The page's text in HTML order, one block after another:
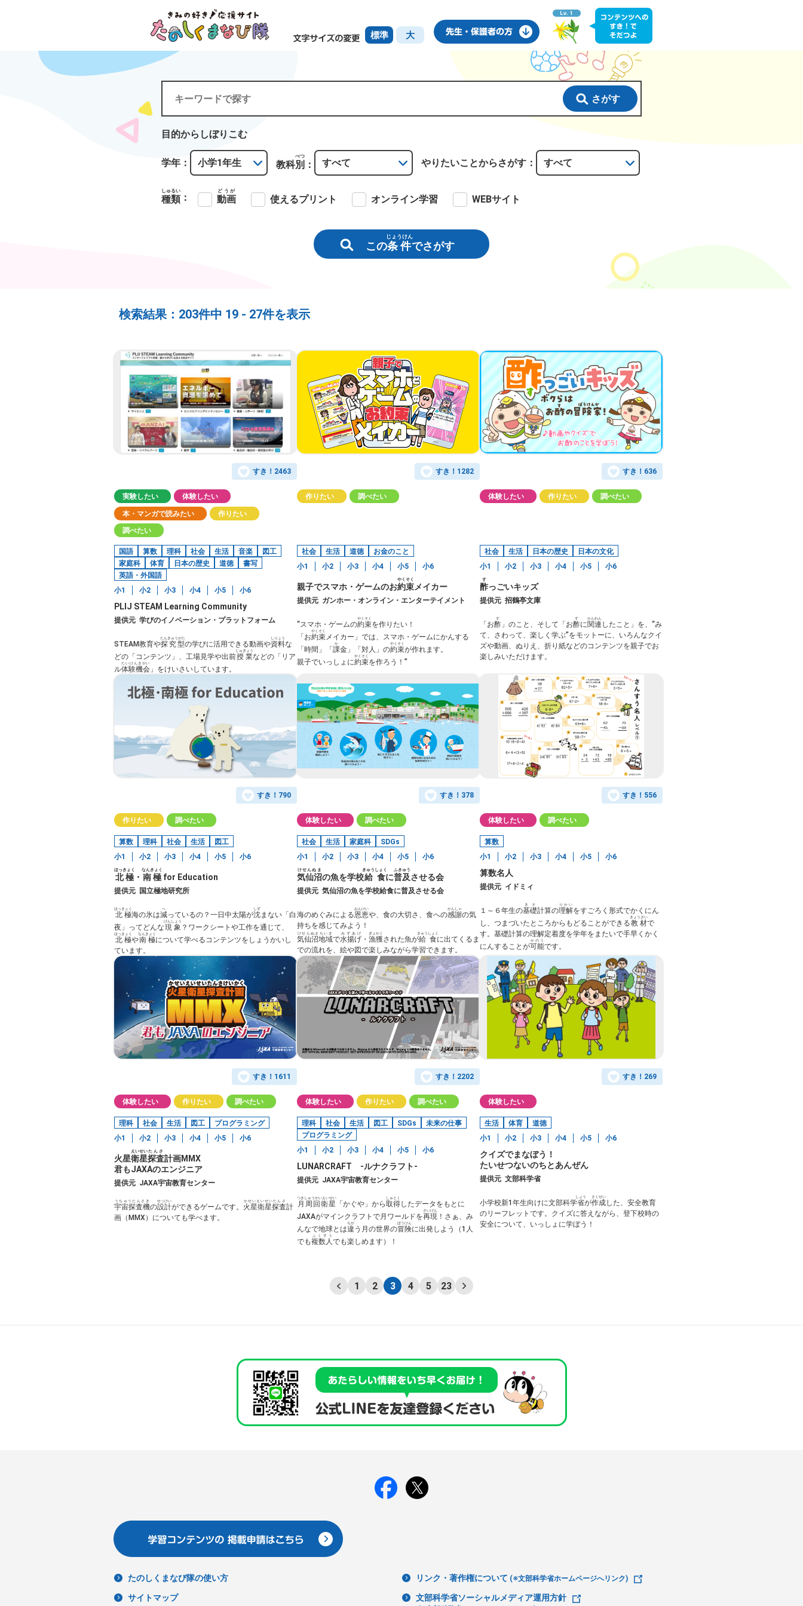
標準 大
さがす
目的からしぼりこむ
学年： 教科別
べつ
： やりたいことからさがす：
種類
しゅるい
： 動画
どうが
使えるプリント オンライン学習 WEBサイト
この条件
じょうけん
でさがす
検索結果： 203件中 19 - 27件を表示
すき！ 2463
実験したい 体験したい
本・マンガで読みたい 作りたい
調べたい
国語 算数 理科 社会 生活 音楽
図工
家庭科
体育 日本の歴史 道徳
書写
英語・外国語
小1
小2 小3 小4 小5 小6
PLIJ STEAM Learning Community
提供元 学びのイノベーション・プラットフォーム
STEAM教育や探究型
たんきゅうがた
の学びに活用できる動画や資料
しりょう
な
どの「コンテンツ」、工場見学や出前授業
じゅぎょう
などの「リア
ル体験機会
たいけんきかい
」をけいさいしています。
すき！ 1282
作りたい 調べたい
社会 生活 道徳
お金のこと
小1
小2 小3 小4 小5 小6
親子でスマホ・ゲームのお約束
やくそく
メイカー
提供元 ガンホー・オンライン・エンターテイメント
“スマホ・ゲームの約束
やくそく
を作りたい！
「お約束
やくそく
メイカー」では、スマホ・ゲームにかんする
「時間」「 課
か
金」「対人」の約束
やくそく
が作れます。
親子でいっしょに約束
やくそく
を作ろう！”
すき！ 636
体験したい 作りたい 調べたい
社会 生活 日本の歴史
日本の文化
小1
小2 小3 小4 小5 小6
酢
す
っごいキッズ
提供元 招鶴亭文庫
「お酢
す
」のこと、そして「お酢
す
に関連
かんれん
したこと」を、“み
て、さわって、楽しく学ぶ”をモットーに、いろんなクイ
ズや動画、ぬりえ、折り紙などのコンテンツを親子でお
楽しみいただけます。
すき！ 790
作りたい 調べたい
算数 理科 社会 生活
図工
小1
小2 小3 小4 小5 小6
北極
ほっきょく
・ 南極
なんきょく
for Education
提供元 国立極地研究所
北極
ほっきょく
海の氷は減
へ
っているの？一日中太陽が沈
しず
まない「白
夜」ってどんな現象
げんしょう
？ワークシートや工作を通じて、
北極
ほっきょく
や南極
なんきょく
について学べるコンテンツをしょうかいし
ています。
すき！ 378
体験したい 調べたい
社会 生活 家庭科
SDGs
小1
小2 小3 小4 小5 小6
気仙沼
けせんぬま
の魚を学校給食
きゅうしょく
に普及
ふきゅう
させる会
提供元 気仙沼の魚を学校給食に普及させる会
海のめぐみによる恩恵
おんけい
や、食の大切さ、食への感謝
かんしゃ
の気
持ちを感じてみよう！
気仙沼地域
けせんぬまちいき
で水揚げ
みずあげ
・ 漁獲
ぎょかく
された魚が給食
きゅうしょく
に出てくるま
での流れを、絵や図で楽しみながら学習できます。
すき！ 556
体験したい 調べたい
算数
小1
小2 小3 小4 小5 小6
算数名人
提供元 イドミィ
１～６年生の基礎
きそ
計算の理解
りかい
をすごろく形式でかくにん
し、つまづいたところからもどることができる教材
きょうざい
で
す。基礎計算の理解定着度を学年をまたいで手早くかく
にんすることが可能
かのう
です。
すき！ 1611
体験したい 作りたい 調べたい
理科 社会 生活 図工
プログラミング
小1
小2 小3 小4 小5 小6
火星衛星
えいせい
探査
たんさ
計画MMX
君もJAXAのエンジニア
提供元 JAXA宇宙教育センター
宇宙探査機
うちゅうたんさき
の設計
せっけい
ができるゲームです。 火星衛星探査
かせいえいせいたんさ
計
画（MMX）についても学べます。
すき！ 2202
体験したい 作りたい 調べたい
理科 社会 生活 図工 SDGs
未来の仕事
プログラミング
小1
小2 小3 小4 小5 小6
LUNARCRAFT -ルナクラフト-
提供元 JAXA宇宙教育センター
月周回衛星
つきしゅうかいえいせい
「かぐや」から取得
しゅとく
したデータをもとに
JAXAがマインクラフトで月ワールドを再現
さいげん
！さぁ、み
んなで地球とは違
ちが
う月の世界の冒険
ぼうけん
に出発しよう（1人
でも複数人
ふくすう
でも楽しめます）！
すき！ 269
体験したい
生活 体育
道徳
小1
小2 小3 小4 小5 小6
クイズでまなぼう！
たいせつないのちとあんぜん
提供元 文部科学省
小学校新1年生向けに文部科学省
しょう
が作成
さくせい
した、安全教育
のリーフレットです。クイズに答えながら、登下校時の
安全について、いっしょに学ぼう！
1 2 3 4 5 23
たのしくまなび隊の使い方
サイトマップ
リンク・著作権について (※文部科学省ホームページへリンク)
文部科学省ソーシャルメディア運用方針